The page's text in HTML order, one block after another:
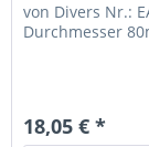
von Divers Nr.:
Durchmesser
18,05 € *